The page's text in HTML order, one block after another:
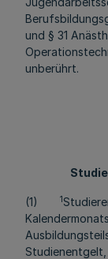
und § 31
unberührt.
(1) 1
Studienentgelt,